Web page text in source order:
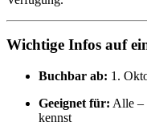
Wichtige Infos auf
Buchbar ab: 1.
Geeignet für: Alle –
kennst